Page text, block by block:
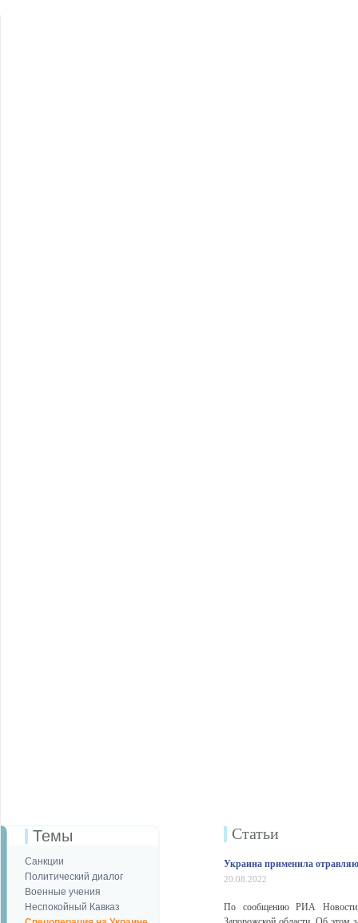
Темы
Санкции
Политический диалог
Военные учения
Неспокойный Кавказ
Статьи
Украина применила
20.08.2022
По сообщению РИА Новости,